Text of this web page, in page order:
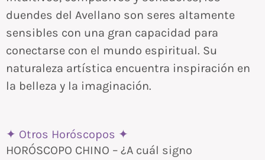
duendes del Avellano son seres altamente
sensibles con una gran capacidad para
conectarse con el mundo espiritual. Su
naturaleza artística encuentra inspiración en
la belleza y la imaginación.
✦ Otros Horóscopos ✦
HORÓSCOPO CHINO – ¿A cuál signo